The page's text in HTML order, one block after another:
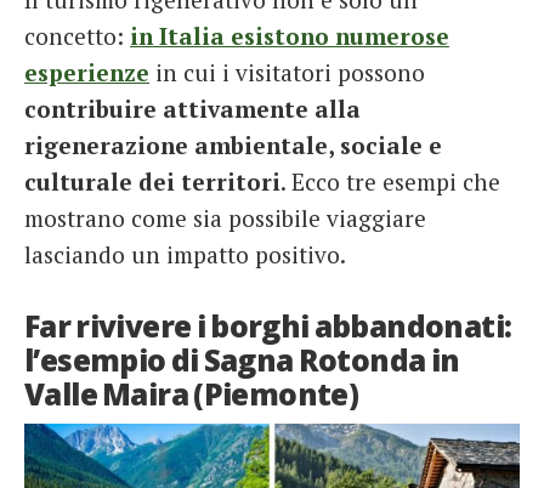
concetto: in Italia esistono numerose
esperienze in cui i visitatori possono
contribuire attivamente alla
rigenerazione ambientale, sociale e
culturale dei territori. Ecco tre esempi che
mostrano come sia possibile viaggiare
lasciando un impatto positivo.
Far rivivere i borghi abbandonati:
l’esempio di Sagna Rotonda in
Valle Maira (Piemonte)